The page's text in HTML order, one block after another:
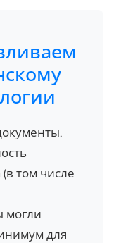
(в том числе
могли
для